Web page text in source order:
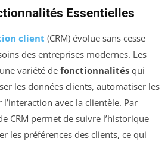
Essentielles
client (CRM) évolue sans cesse
des entreprises modernes. Les
variété de fonctionnalités qui
les données clients, automatiser les
avec la clientèle. Par
CRM permet de suivre l’historique
les préférences des clients, ce qui